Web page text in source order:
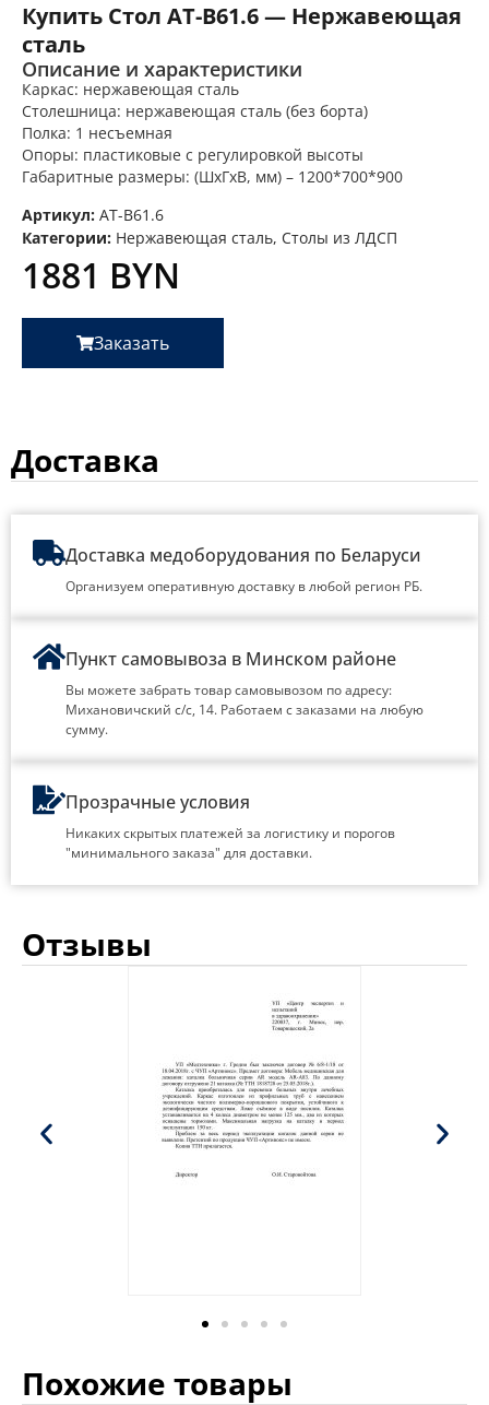
Купить Стол AT-B61.6 — Нержавеющая
сталь
Описание и характеристики
Каркас: нержавеющая сталь
Столешница: нержавеющая сталь (без борта)
Полка: 1 несъемная
Опоры: пластиковые с регулировкой высоты
Габаритные размеры: (ШхГхВ, мм) – 1200*700*900
Артикул: AT-B61.6
Категории: Нержавеющая сталь, Столы из ЛДСП
1881 BYN
Заказать
Доставка
Доставка медоборудования по Беларуси
Организуем оперативную доставку в любой регион РБ.
Пункт самовывоза в Минском районе
Вы можете забрать товар самовывозом по адресу:
Михановичский с/с, 14. Работаем с заказами на любую
сумму.
Прозрачные условия
Никаких скрытых платежей за логистику и порогов
"минимального заказа" для доставки.
Отзывы
Похожие товары